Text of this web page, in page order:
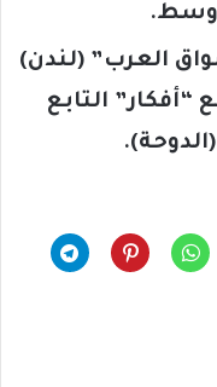
العرب” (لندن)
“أفكار” التابع